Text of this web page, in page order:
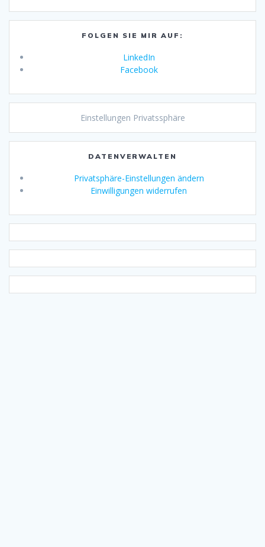
FOLGEN SIE MIR AUF:
LinkedIn
Facebook
Einstellungen Privatssphäre
DATENVERWALTEN
Privatsphäre-Einstellungen ändern
Einwilligungen widerrufen